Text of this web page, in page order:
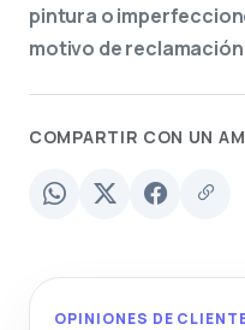
pintura o
motivo de
COMPARTIR CON UN
OPINIONES DE